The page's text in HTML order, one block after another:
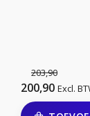
203,90
200,90 Excl.